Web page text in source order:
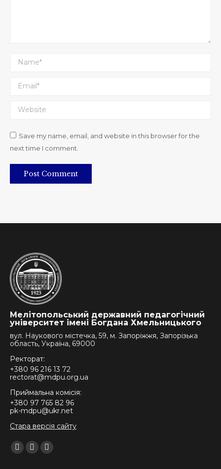
Name *
Email *
Website
Save my name, email, and website in this browser for the
next time I comment.
Post Comment
Мелітопольський державний педагогічний
університет імені Богдана Хмельницького
вул. Наукового містечка, 59, м. Запоріжжя, Запорізька
область, Україна, 69000
Ректорат:
+380 96 216 13 72
rectorat@mdpu.org.ua
Приймальна комісія:
+380 97 765 82 96
pk-mdpu@ukr.net
Стара версія сайту
Find us on:
Facebook
YouTubeInstagram